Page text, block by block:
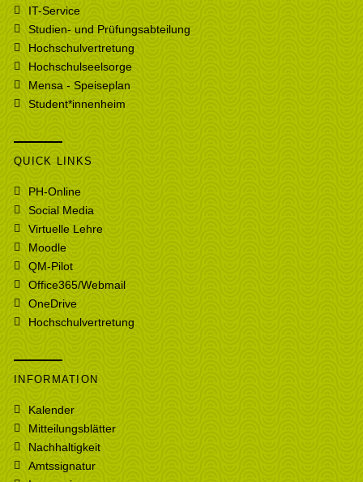
IT-Service
Studien- und Prüfungsabteilung
Hochschulvertretung
Hochschulseelsorge
Mensa - Speiseplan
Student*innenheim
QUICK LINKS
PH-Online
Social Media
Virtuelle Lehre
Moodle
QM-Pilot
Office365/Webmail
OneDrive
Hochschulvertretung
INFORMATION
Kalender
Mitteilungsblätter
Nachhaltigkeit
Amtssignatur